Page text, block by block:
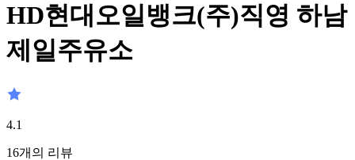
HD현대오일뱅크(주)직영 하남
제일주유소
4.1
16개의 리뷰